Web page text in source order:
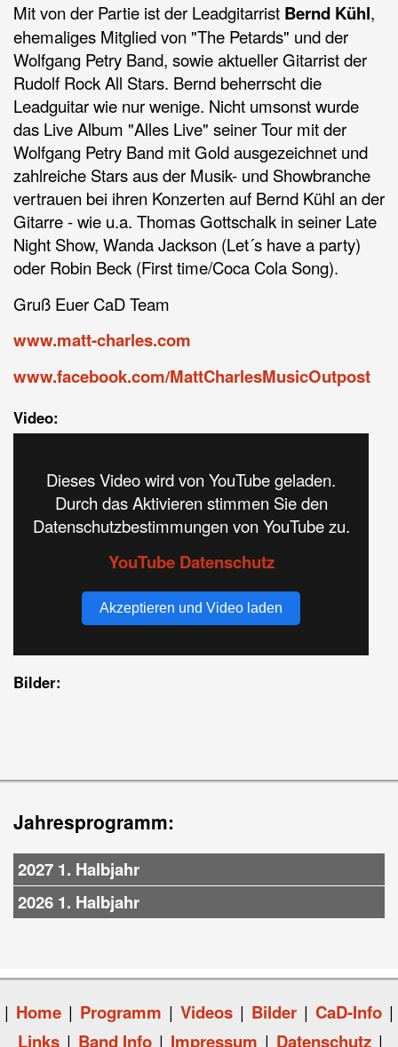
Mit von der Partie ist der Leadgitarrist Bernd Kühl,
ehemaliges Mitglied von "The Petards" und der
Wolfgang Petry Band, sowie aktueller Gitarrist der
Rudolf Rock All Stars. Bernd beherrscht die
Leadguitar wie nur wenige. Nicht umsonst wurde
das Live Album "Alles Live" seiner Tour mit der
Wolfgang Petry Band mit Gold ausgezeichnet und
zahlreiche Stars aus der Musik- und Showbranche
vertrauen bei ihren Konzerten auf Bernd Kühl an der
Gitarre - wie u.a. Thomas Gottschalk in seiner Late
Night Show, Wanda Jackson (Let´s have a party)
oder Robin Beck (First time/Coca Cola Song).
Gruß Euer CaD Team
www.matt-charles.com
www.facebook.com/MattCharlesMusicOutpost
Video:
Dieses Video wird von YouTube geladen.
Durch das Aktivieren stimmen Sie den
Datenschutzbestimmungen von YouTube zu.
YouTube Datenschutz
Akzeptieren und Video laden
Bilder:
Jahresprogramm:
2027 1. Halbjahr
2026 1. Halbjahr
| Home | Programm | Videos | Bilder | CaD-Info |
Links | Band Info | Impressum | Datenschutz |